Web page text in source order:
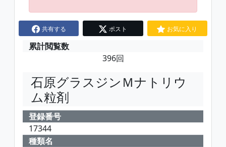
共有する ポスト お気に入り
累計閲覧数
396回
石原グラスジンＭナトリウ
ム粒剤
登録番号
17344
種類名